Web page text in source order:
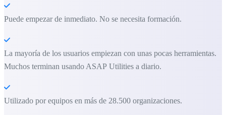
Puede empezar de inmediato. No se necesita formación.
La mayoría de los usuarios empiezan con unas pocas herramientas.
Muchos terminan usando ASAP Utilities a diario.
Utilizado por equipos en más de 28.500 organizaciones.